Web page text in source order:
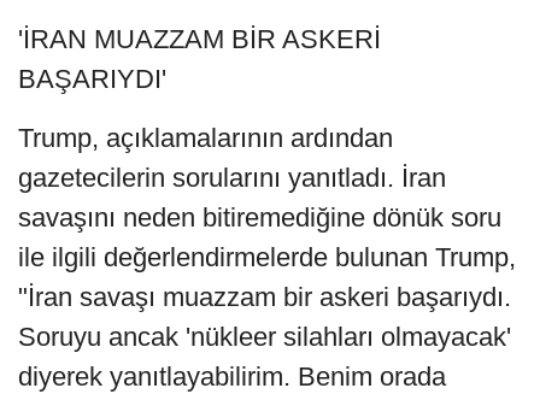
'İRAN MUAZZAM BİR ASKERİ
BAŞARIYDI'
Trump, açıklamalarının ardından
gazetecilerin sorularını yanıtladı. İran
savaşını neden bitiremediğine dönük soru
ile ilgili değerlendirmelerde bulunan Trump,
"İran savaşı muazzam bir askeri başarıydı.
Soruyu ancak 'nükleer silahları olmayacak'
diyerek yanıtlayabilirim. Benim orada